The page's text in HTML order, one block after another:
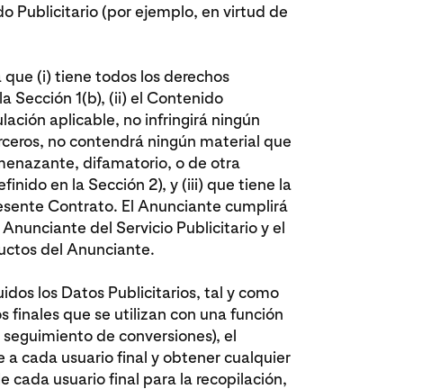
Publicitario (por ejemplo, en virtud de
(i) tiene todos los derechos
Sección 1(b), (ii) el Contenido
aplicable, no infringirá ningún
no contendrá ningún material que
difamatorio, o de otra
en la Sección 2), y (iii) que tiene la
Contrato. El Anunciante cumplirá
del Servicio Publicitario y el
del Anunciante.
los Datos Publicitarios, tal y como
finales que se utilizan con una función
de conversiones), el
cada usuario final y obtener cualquier
usuario final para la recopilación,